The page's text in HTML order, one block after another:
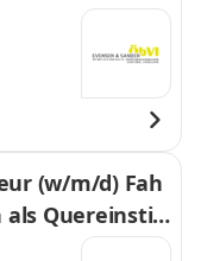
(w/m/d) Fah
als Quereinstie